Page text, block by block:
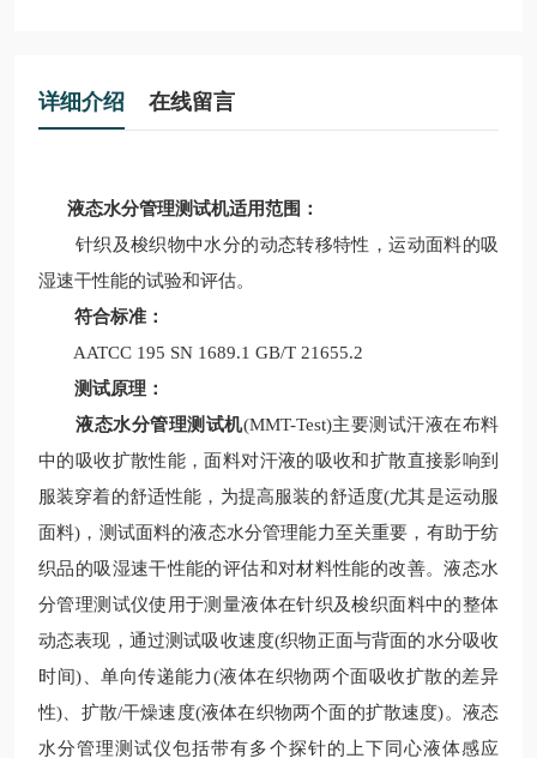
详细介绍 在线留言
液态水分管理测试机适用范围：
针织及梭织物中水分的动态转移特性，运动面料的吸
湿速干性能的试验和评估。
符合标准：
AATCC 195 SN 1689.1 GB/T 21655.2
测试原理：
液态水分管理测试机(MMT-Test)主要测试汗液在布料
中的吸收扩散性能，面料对汗液的吸收和扩散直接影响到
服装穿着的舒适性能，为提高服装的舒适度(尤其是运动服
面料)，测试面料的液态水分管理能力至关重要，有助于纺
织品的吸湿速干性能的评估和对材料性能的改善。液态水
分管理测试仪使用于测量液体在针织及梭织面料中的整体
动态表现，通过测试吸收速度(织物正面与背面的水分吸收
时间)、单向传递能力(液体在织物两个面吸收扩散的差异
性)、扩散/干燥速度(液体在织物两个面的扩散速度)。液态
水分管理测试仪包括带有多个探针的上下同心液体感应